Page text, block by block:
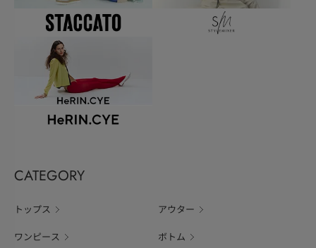
CATEGORY
トップス アウター
ワンピース ボトム